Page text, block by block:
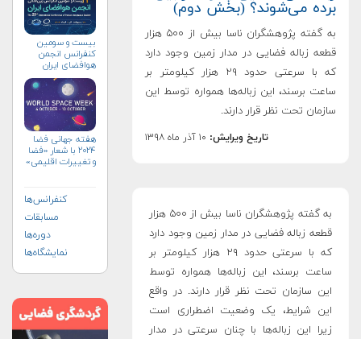
برده می‌شوند؟ (بخش دوم)
به گفته پژوهشگران ناسا بیش از ۵۰۰ هزار
قطعه زباله فضایی در مدار زمین وجود دارد
که با سرعتی حدود ۲۹ هزار کیلومتر بر
ساعت برسند، این زباله‌‌ها همواره توسط این
سازمان تحت نظر قرار دارند.
تاریخ ویرایش: ۱۰ آذر ماه ۱۳۹۸
به گفته پژوهشگران ناسا بیش از ۵۰۰ هزار
قطعه زباله فضایی در مدار زمین وجود دارد
که با سرعتی حدود ۲۹ هزار کیلومتر بر
ساعت برسند، این زباله‌‌ها همواره توسط
این سازمان تحت نظر قرار دارند. در واقع
این شرایط، یک وضعیت اضطراری است
زیرا این زباله‌‌ها با چنان سرعتی در مدار
بیست و سومین
کنفرانس انجمن
هوافضای ايران
هفته جهانی فضا
۲۰۲۴ با شعار «فضا
و تغییرات اقلیمی»
کنفرانس‌ها
مسابقات
دوره‌ها
نمایشگاه‌ها